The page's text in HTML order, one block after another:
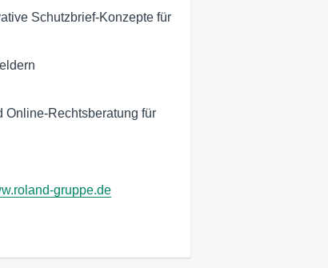
Schutzbrief-Konzepte für
Rechtsberatung für
gruppe.de